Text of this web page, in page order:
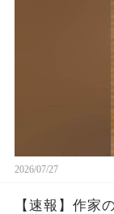
2026/07/27
【速報】作